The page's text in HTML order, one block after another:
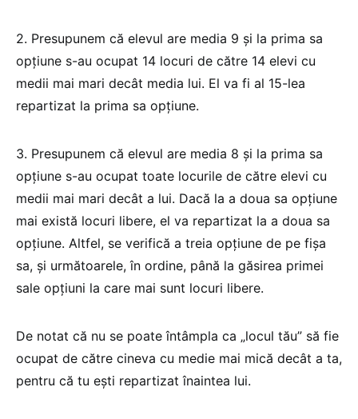
2. Presupunem că elevul are media 9 şi la prima sa
opţiune s-au ocupat 14 locuri de către 14 elevi cu
medii mai mari decât media lui. El va fi al 15-lea
repartizat la prima sa opţiune.
3. Presupunem că elevul are media 8 şi la prima sa
opţiune s-au ocupat toate locurile de către elevi cu
medii mai mari decât a lui. Dacă la a doua sa opţiune
mai există locuri libere, el va repartizat la a doua sa
opţiune. Altfel, se verifică a treia opţiune de pe fişa
sa, şi următoarele, în ordine, până la găsirea primei
sale opţiuni la care mai sunt locuri libere.
De notat că nu se poate întâmpla ca „locul tău” să fie
ocupat de către cineva cu medie mai mică decât a ta,
pentru că tu eşti repartizat înaintea lui.